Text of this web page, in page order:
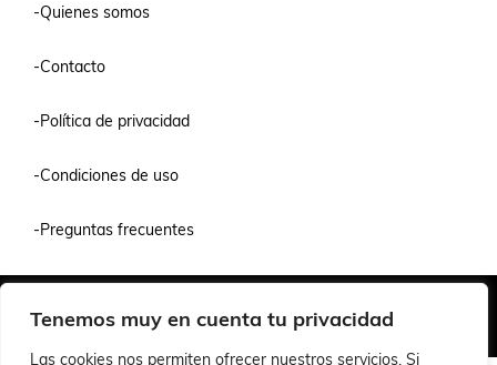
Tenemos muy en cuenta tu privacidad
Las cookies nos permiten ofrecer nuestros servicios. Si
-Quienes somos
-Contacto
-Política de privacidad
-Condiciones de uso
-Preguntas frecuentes
© 2026 Cuchillalia.com